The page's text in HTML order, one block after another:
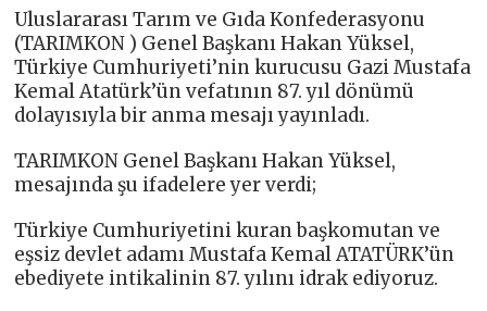
Uluslararası Tarım ve Gıda Konfederasyonu
(TARIMKON ) Genel Başkanı Hakan Yüksel,
Türkiye Cumhuriyeti’nin kurucusu Gazi Mustafa
Kemal Atatürk’ün vefatının 87. yıl dönümü
dolayısıyla bir anma mesajı yayınladı.
TARIMKON Genel Başkanı Hakan Yüksel,
mesajında şu ifadelere yer verdi;
Türkiye Cumhuriyetini kuran başkomutan ve
eşsiz devlet adamı Mustafa Kemal ATATÜRK’ün
ebediyete intikalinin 87. yılını idrak ediyoruz.